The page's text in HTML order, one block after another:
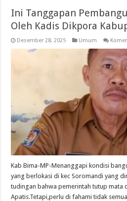
Ini Tanggapan
Oleh Kadis Dikpora
Desember 28, 2025 Umum
Kab Bima-MP-Menanggapi kondisi
yang berlokasi di kec Soromandi yang
tudingan bahwa pemerintah tutup mata
Apatis.Tetapi,perlu di fahami tidak